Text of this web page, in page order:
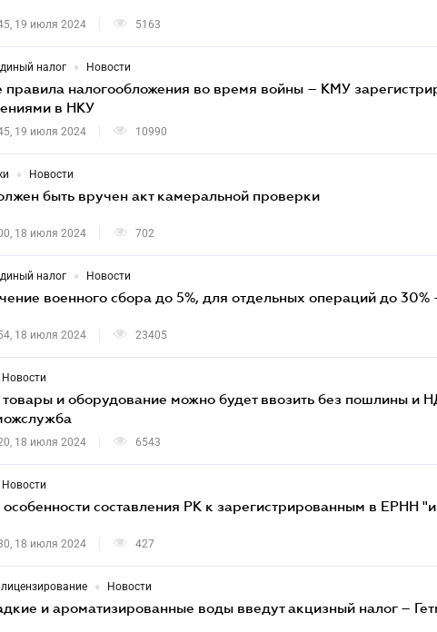
19 июля 2024 5163
налог • Новости
правила налогообложения во время войны – КМУ
в НКУ
19 июля 2024 10990
• Новости
быть вручен акт камеральной проверки
18 июля 2024 702
налог • Новости
военного сбора до 5%, для отдельных операций до
18 июля 2024 23405
Новости
товары и оборудование можно будет ввозить без пошлины и
18 июля 2024 6543
Новости
особенности составления РК к зарегистрированным в ЕРНН
18 июля 2024 427
• Новости
и ароматизированные воды введут акцизный налог –